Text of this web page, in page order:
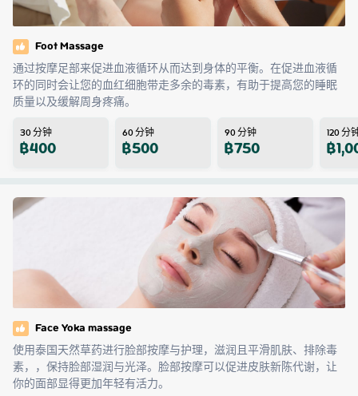
Foot Massage
通过按摩足部来促进血液循环从而达到身体的平衡。在促进血液循
环的同时会让您的血红细胞带走多余的毒素，有助于提高您的睡眠
质量以及缓解周身疼痛。
30分钟
฿400 60分钟
฿500 90分钟
฿750 120分
฿
Face Yoka massage
使用泰国天然草药进行脸部按摩与护理，滋润且平滑肌肤、排除毒
素，，保持脸部湿润与光泽。脸部按摩可以促进皮肤新陈代谢，让
你的面部显得更加年轻有活力。